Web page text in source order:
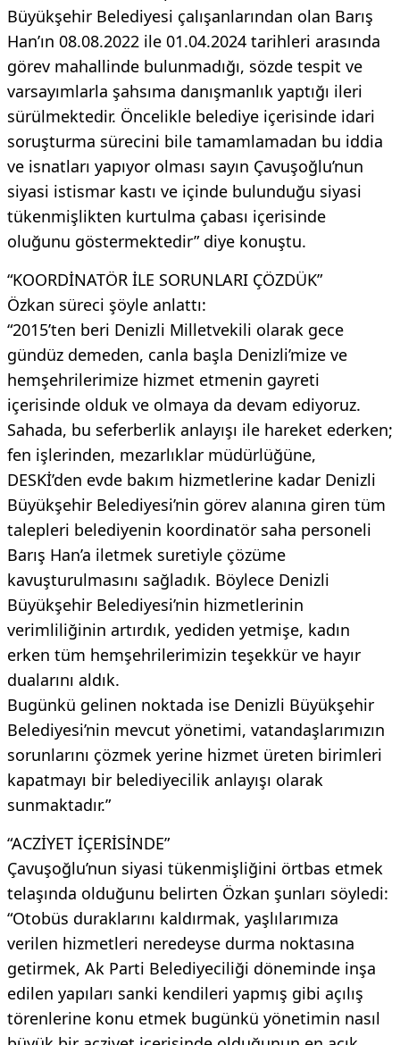
Büyükşehir Belediyesi çalışanlarından olan Barış
Han’ın 08.08.2022 ile 01.04.2024 tarihleri arasında
görev mahallinde bulunmadığı, sözde tespit ve
varsayımlarla şahsıma danışmanlık yaptığı ileri
sürülmektedir. Öncelikle belediye içerisinde idari
soruşturma sürecini bile tamamlamadan bu iddia
ve isnatları yapıyor olması sayın Çavuşoğlu’nun
siyasi istismar kastı ve içinde bulunduğu siyasi
tükenmişlikten kurtulma çabası içerisinde
oluğunu göstermektedir” diye konuştu.
“KOORDİNATÖR İLE SORUNLARI ÇÖZDÜK”
Özkan süreci şöyle anlattı:
“2015’ten beri Denizli Milletvekili olarak gece
gündüz demeden, canla başla Denizli’mize ve
hemşehrilerimize hizmet etmenin gayreti
içerisinde olduk ve olmaya da devam ediyoruz.
Sahada, bu seferberlik anlayışı ile hareket ederken;
fen işlerinden, mezarlıklar müdürlüğüne,
DESKİ’den evde bakım hizmetlerine kadar Denizli
Büyükşehir Belediyesi’nin görev alanına giren tüm
talepleri belediyenin koordinatör saha personeli
Barış Han’a iletmek suretiyle çözüme
kavuşturulmasını sağladık. Böylece Denizli
Büyükşehir Belediyesi’nin hizmetlerinin
verimliliğinin artırdık, yediden yetmişe, kadın
erken tüm hemşehrilerimizin teşekkür ve hayır
dualarını aldık.
Bugünkü gelinen noktada ise Denizli Büyükşehir
Belediyesi’nin mevcut yönetimi, vatandaşlarımızın
sorunlarını çözmek yerine hizmet üreten birimleri
kapatmayı bir belediyecilik anlayışı olarak
sunmaktadır.”
“ACZİYET İÇERİSİNDE”
Çavuşoğlu’nun siyasi tükenmişliğini örtbas etmek
telaşında olduğunu belirten Özkan şunları söyledi:
“Otobüs duraklarını kaldırmak, yaşlılarımıza
verilen hizmetleri neredeyse durma noktasına
getirmek, Ak Parti Belediyeciliği döneminde inşa
edilen yapıları sanki kendileri yapmış gibi açılış
törenlerine konu etmek bugünkü yönetimin nasıl